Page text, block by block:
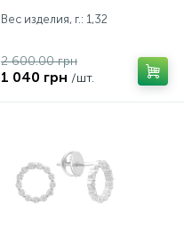
Вес изделия, г.: 1,32
2 600.00 грн
1 040 грн /шт.